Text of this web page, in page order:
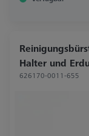
Halter und
626170-0011-655